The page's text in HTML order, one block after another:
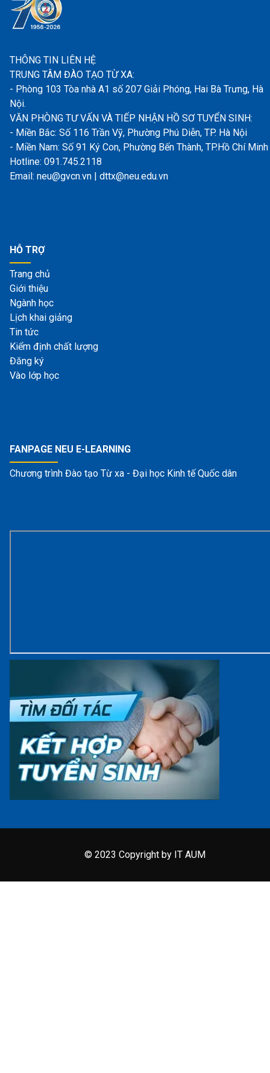
THÔNG TIN LIÊN HỆ
TRUNG TÂM ĐÀO TẠO TỪ XA:
- Phòng 103 Tòa nhà A1 số 207 Giải Phóng, Hai Bà Trưng, Hà
Nội.
VĂN PHÒNG TƯ VẤN VÀ TIẾP NHẬN HỒ SƠ TUYỂN SINH:
- Miền Bắc: Số 116 Trần Vỹ, Phường Phú Diễn, TP. Hà Nội
- Miền Nam: Số 91 Ký Con, Phường Bến Thành, TP.Hồ Chí Minh
Hotline: 091.745.2118
Email: neu@gvcn.vn | dttx@neu.edu.vn
HỖ TRỢ
Trang chủ
Giới thiệu
Ngành học
Lịch khai giảng
Tin tức
Kiểm định chất lượng
Đăng ký
Vào lớp học
FANPAGE NEU E-LEARNING
Chương trình Đào tạo Từ xa - Đại học Kinh tế Quốc dân
© 2023 Copyright by IT AUM